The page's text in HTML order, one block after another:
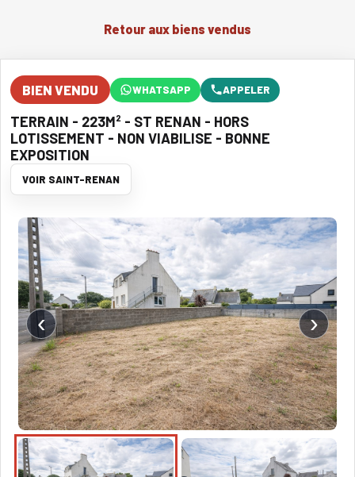
Retour aux biens vendus
BIEN VENDU WHATSAPP APPELER
TERRAIN - 223M² - ST RENAN - HORS
LOTISSEMENT - NON VIABILISE - BONNE
EXPOSITION
VOIR SAINT-RENAN
‹ ›